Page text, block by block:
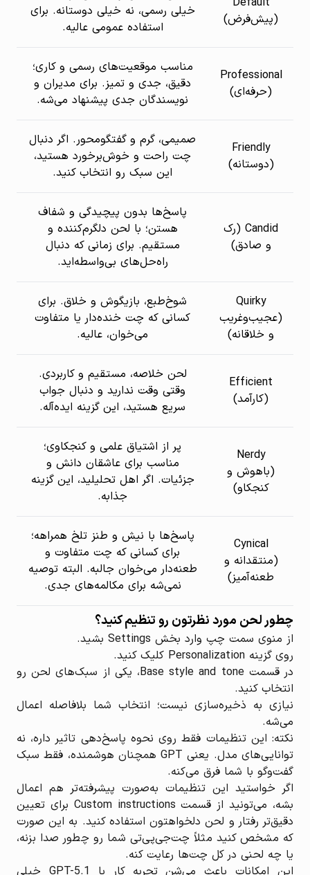
(پیش‌فرض)
خیلی رسمی، نه خیلی دوستانه. برای
استفاده عمومی عالیه.
Professional
(حرفه‌ای)
مناسب موقعیت‌های رسمی و کاری؛
دقیق، جدی و تمیز. برای مدیران و
نویسندگان جدی پیشنهاد می‌شه.
Friendly
(دوستانه)
صمیمی، گرم و گفتگو‌محور. اگر دنبال
چت راحت و خوش‌برخورد هستید،
این سبک رو انتخاب کنید.
Candid (رک
و صادق)
پاسخ‌ها بدون پیچیدگی و شفاف
هستن؛ با لحن دلگرم‌کننده و
مستقیم. برای زمانی که دنبال
راه‌حل‌های بی‌واسطه‌اید.
Quirky
(عجیب‌وغریب
و خلاقانه)
شوخ‌طبع، بازیگوش و خلاق. برای
کسانی که چت خنده‌دار یا متفاوت
می‌خوان، عالیه.
Efficient
(کارآمد)
لحن خلاصه، مستقیم و کاربردی.
وقتی وقت ندارید و دنبال جواب
سریع هستید، این گزینه ایده‌آله.
Nerdy
(باهوش و
کنجکاو)
پر از اشتیاق علمی و کنجکاوی؛
مناسب برای عاشقان دانش و
جزئیات. اگر اهل تحلیلید، این گزینه
جذابه.
Cynical
(منتقدانه و
طعنه‌آمیز)
پاسخ‌ها با نیش و طنز تلخ همراهه؛
برای کسانی که چت متفاوت و
طعنه‌دار می‌خوان جالبه. البته توصیه
نمی‌شه برای مکالمه‌های جدی.
چطور لحن مورد نظرتون رو تنظیم کنید؟
از منوی سمت چپ وارد بخش Settings بشید.
روی گزینه Personalization کلیک کنید.
در قسمت Base style and tone، یکی از سبک‌های لحن رو
انتخاب کنید.
نیازی به ذخیره‌سازی نیست؛ انتخاب شما بلافاصله اعمال
می‌شه.
نکته: این تنظیمات فقط روی نحوه پاسخ‌دهی تاثیر داره، نه
توانایی‌های مدل. یعنی GPT همچنان هوشمنده، فقط سبک
گفت‌وگو با شما فرق می‌کنه.
اگر خواستید این تنظیمات به‌صورت پیشرفته‌تر هم اعمال
بشه، می‌تونید از قسمت Custom instructions برای تعیین
دقیق‌تر رفتار و لحن دلخواهتون استفاده کنید. به این صورت
که مشخص کنید مثلاً چت‌جی‌پی‌تی شما رو چطور صدا بزنه،
یا چه لحنی در کل چت‌ها رعایت کنه.
این امکانات باعث می‌شن تجربه کار با GPT-5.1 خیلی